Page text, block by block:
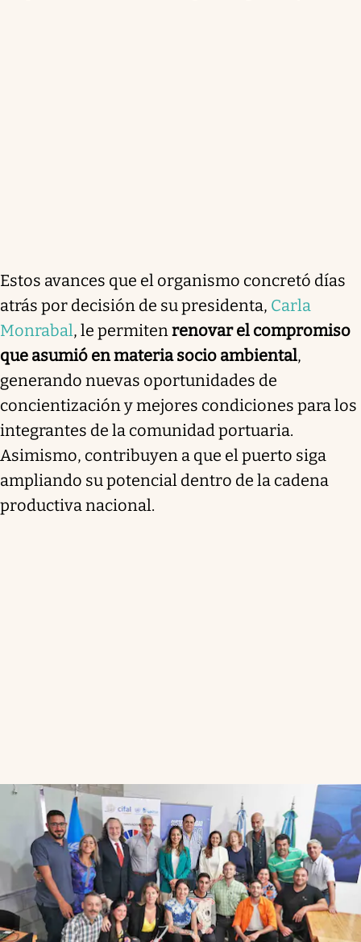
Estos avances que el organismo concretó días
atrás por decisión de su presidenta, Carla
Monrabal, le permitenrenovar el compromiso
que asumió en materia socio ambiental,
generando nuevas oportunidades de
concientización y mejores condiciones para los
integrantes de la comunidad portuaria.
Asimismo, contribuyen a que el puerto siga
ampliando su potencial dentro de la cadena
productiva nacional.